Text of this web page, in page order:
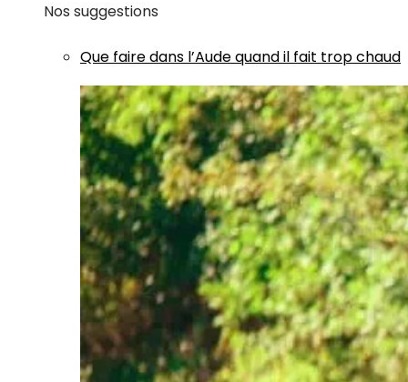
Nos suggestions
Que faire dans l’Aude quand il fait trop chaud